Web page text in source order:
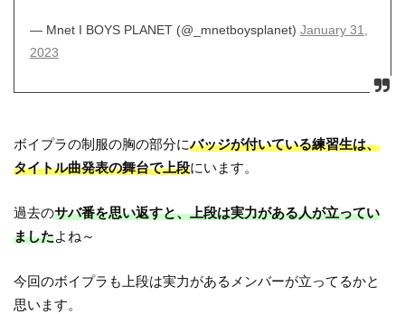
— Mnet I BOYS PLANET (@_mnetboysplanet) January 31,
2023
ボイプラの制服の胸の部分にバッジが付いている練習生は、
タイトル曲発表の舞台で上段にいます。
過去のサバ番を思い返すと、上段は実力がある人が立ってい
ましたよね～
今回のボイプラも上段は実力があるメンバーが立ってるかと
思います。